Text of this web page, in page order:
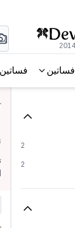
فساتين
2
2